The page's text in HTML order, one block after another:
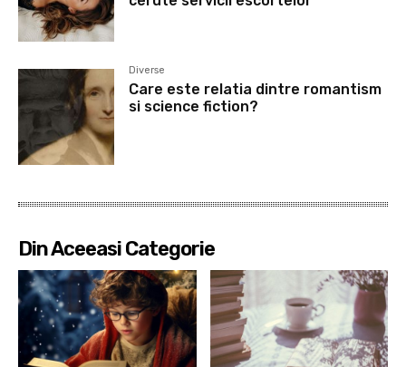
Diverse
Care este relatia dintre romantism
si science fiction?
Din Aceeasi Categorie